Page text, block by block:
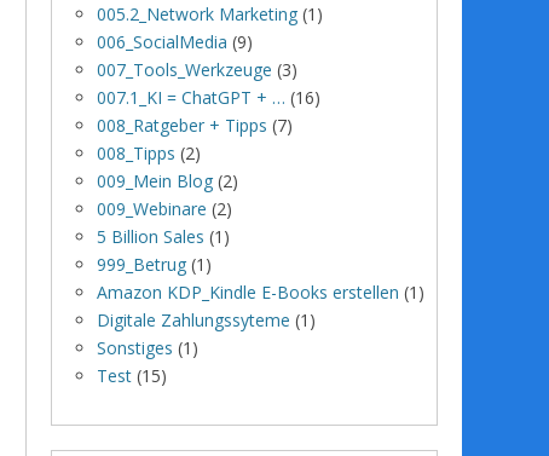
005.2_Network Marketing (1)
006_SocialMedia (9)
007_Tools_Werkzeuge (3)
007.1_KI = ChatGPT + … (16)
008_Ratgeber + Tipps (7)
008_Tipps (2)
009_Mein Blog (2)
009_Webinare (2)
5 Billion Sales (1)
999_Betrug (1)
Amazon KDP_Kindle E-Books erstellen (1)
Digitale Zahlungssyteme (1)
Sonstiges (1)
Test (15)